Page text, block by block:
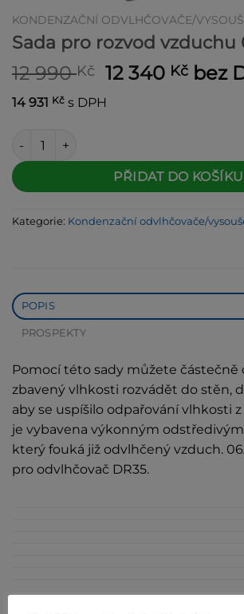
KONDENZAČNÍ ODVLHČOVAČE/
Sada pro rozvod vzduchu
12 990Kč
Původní
cena
byla:
12 340 Kč bez
14 931 Kč s DPH
Sada pro rozvod vzduchu 06AC115
PŘIDAT DO KOŠÍKU
Alternative:
Kategorie: Kondenzační odvlhčovače/
POPIS
PROSPEKTY
Pomocí této sady můžete částečně
zbavený vlhkosti rozvádět do stěn,
aby se uspíšilo odpařování vlhkosti
je vybavena výkonným
který fouká již odvlhčený vzduch.
pro odvlhčovač DR35.